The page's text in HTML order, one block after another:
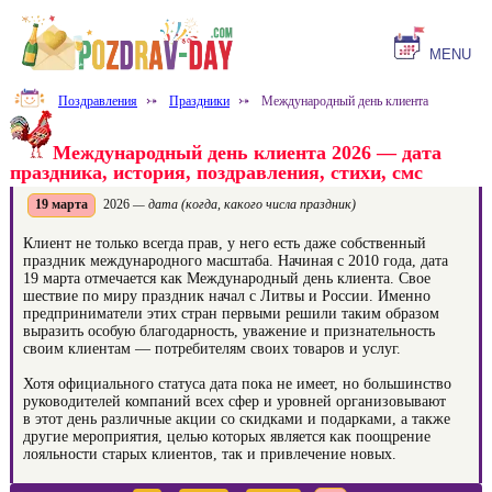
MENU
Поздравления ⤐ Праздники ⤐ Международный день клиента
Международный день клиента 2026 — дата
праздника, история, поздравления, стихи, смс
19 марта 2026 — дата (когда, какого числа праздник)
Клиент не только всегда прав, у него есть даже собственный
праздник международного масштаба. Начиная с 2010 года, дата
19 марта отмечается как Международный день клиента. Свое
шествие по миру праздник начал с Литвы и России. Именно
предприниматели этих стран первыми решили таким образом
выразить особую благодарность, уважение и признательность
своим клиентам — потребителям своих товаров и услуг.
Хотя официального статуса дата пока не имеет, но большинство
руководителей компаний всех сфер и уровней организовывают
в этот день различные акции со скидками и подарками, а также
другие мероприятия, целью которых является как поощрение
лояльности старых клиентов, так и привлечение новых.